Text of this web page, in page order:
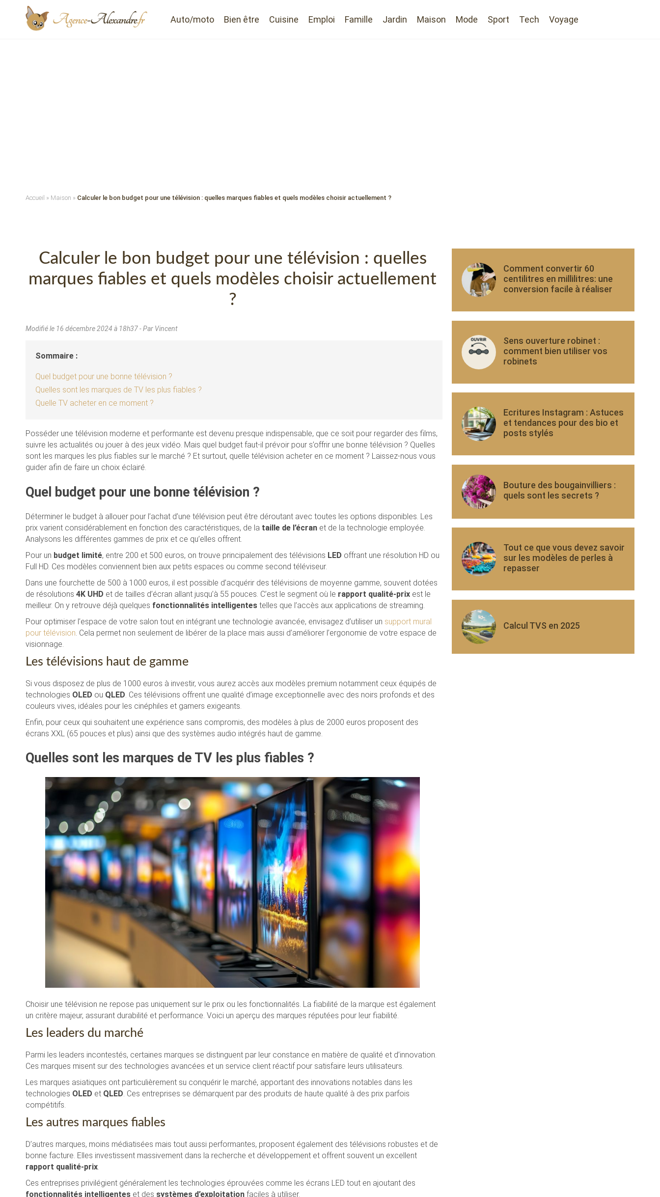
Auto/moto Bien être Cuisine Emploi Famille Jardin Maison Mode Sport Tech Voyage
Accueil » Maison » Calculer le bon budget pour une télévision : quelles marques fiables et quels modèles choisir actuellement ?
Calculer le bon budget pour une télévision : quelles
marques fiables et quels modèles choisir actuellement
?
Modifié le 16 décembre 2024 à 18h37- Par Vincent
Sommaire :
Quel budget pour une bonne télévision ?
Quelles sont les marques de TV les plus fiables ?
Quelle TV acheter en ce moment ?
Posséder une télévision moderne et performante est devenu presque indispensable, que ce soit pour regarder des films,
suivre les actualités ou jouer à des jeux vidéo. Mais quel budget faut-il prévoir pour s’offrir une bonne télévision ? Quelles
sont les marques les plus fiables sur le marché ? Et surtout, quelle télévision acheter en ce moment ? Laissez-nous vous
guider afin de faire un choix éclairé.
Quel budget pour une bonne télévision ?
Déterminer le budget à allouer pour l’achat d’une télévision peut être déroutant avec toutes les options disponibles. Les
prix varient considérablement en fonction des caractéristiques, de la taille de l’écran et de la technologie employée.
Analysons les différentes gammes de prix et ce qu’elles offrent.
Pour un budget limité, entre 200 et 500 euros, on trouve principalement des télévisions LED offrant une résolution HD ou
Full HD. Ces modèles conviennent bien aux petits espaces ou comme second téléviseur.
Dans une fourchette de 500 à 1000 euros, il est possible d’acquérir des télévisions de moyenne gamme, souvent dotées
de résolutions 4K UHD et de tailles d’écran allant jusqu’à 55 pouces. C’est le segment où le rapport qualité-prix est le
meilleur. On y retrouve déjà quelques fonctionnalités intelligentes telles que l’accès aux applications de streaming.
Pour optimiser l’espace de votre salon tout en intégrant une technologie avancée, envisagez d’utiliser un support mural
pour télévision. Cela permet non seulement de libérer de la place mais aussi d’améliorer l’ergonomie de votre espace de
visionnage.
Les télévisions haut de gamme
Si vous disposez de plus de 1000 euros à investir, vous aurez accès aux modèles premium notamment ceux équipés de
technologies OLED ou QLED. Ces télévisions offrent une qualité d’image exceptionnelle avec des noirs profonds et des
couleurs vives, idéales pour les cinéphiles et gamers exigeants.
Enfin, pour ceux qui souhaitent une expérience sans compromis, des modèles à plus de 2000 euros proposent des
écrans XXL (65 pouces et plus) ainsi que des systèmes audio intégrés haut de gamme.
Quelles sont les marques de TV les plus fiables ?
Choisir une télévision ne repose pas uniquement sur le prix ou les fonctionnalités. La fiabilité de la marque est également
un critère majeur, assurant durabilité et performance. Voici un aperçu des marques réputées pour leur fiabilité.
Les leaders du marché
Parmi les leaders incontestés, certaines marques se distinguent par leur constance en matière de qualité et d’innovation.
Ces marques misent sur des technologies avancées et un service client réactif pour satisfaire leurs utilisateurs.
Les marques asiatiques ont particulièrement su conquérir le marché, apportant des innovations notables dans les
technologies OLED et QLED . Ces entreprises se démarquent par des produits de haute qualité à des prix parfois
compétitifs.
Les autres marques fiables
D’autres marques, moins médiatisées mais tout aussi performantes, proposent également des télévisions robustes et de
bonne facture. Elles investissent massivement dans la recherche et développement et offrent souvent un excellent
rapport qualité-prix
Ces entreprises privilégient généralement les technologies éprouvées comme les écrans LED tout en ajoutant des
fonctionnalités intelligentes et des systèmes d’exploitation faciles à utiliser.
Comment convertir 60
centilitres en millilitres: une
conversion facile à réaliser
Sens ouverture robinet :
comment bien utiliser vos
robinets
Ecritures Instagram : Astuces
et tendances pour des bio et
posts stylés
Bouture des bougainvilliers :
quels sont les secrets ?
Tout ce que vous devez savoir
sur les modèles de perles à
repasser
Calcul TVS en 2025